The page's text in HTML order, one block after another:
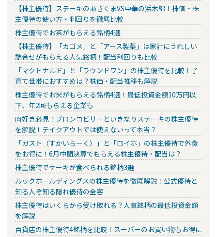
【株主優待】ステーキのあさくまVS中華の浜木綿！株価・株
主優待の使い方・利回りを徹底比較
株主優待でお茶がもらえる銘柄4選
【株主優待】「カゴメ」と「アース製薬」は家計にうれしい
詰合せがもらえる人気銘柄！配当利回りも比較
「マクドナルド」と「ラウンドワン」の株主優待を比較！子
育て世帯におすすめは？株価・配当推移も解説
株主優待でお米がもらえる銘柄4選！最低投資金額10万円以
下、年2回もらえる企業も
肉好き必見！ブロンコビリーといきなりステーキの株主優待
を解説！テイクアウトでは使えないって本当？
「ガスト（すかいらーく）」と「ロイホ」の株主優待で外食
をお得に！6月中間決算でもらえる株主優待・配当は？
株主優待でケーキが食べられる銘柄3選
ルックホールディングスの株主優待を徹底解説！公式優待と
知る人ぞ知る隠れ優待の全容
株主優待はいくらから受け取れる？人気銘柄の最低投資金額
を解説
百貨店の株主優待4銘柄を比較！スーパーのお買い物もお得に